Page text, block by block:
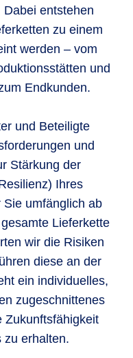
entstehen
zu einem
werden – vom
und
Endkunden.
und Beteiligte
und
Stärkung der
Ihres
umfänglich ab
Lieferkette
wir die Risiken
diese an der
ein individuelles,
zugeschnittenes
Zukunftsfähigkeit
zu erhalten.